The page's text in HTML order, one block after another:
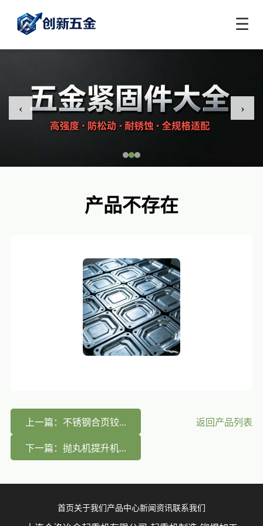
☰
‹ ›
产品不存在
上一篇：不锈钢合页铰... 返回产品列表
下一篇：抛丸机提升机...
首页 关于我们 产品中心新闻资讯联系我们